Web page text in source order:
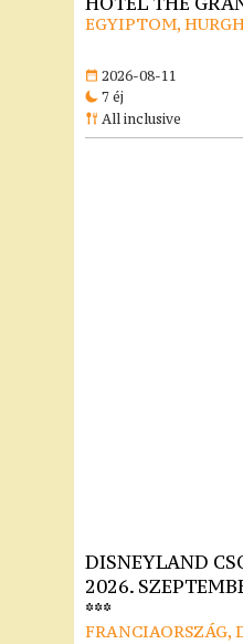
EGYIPTOM,
2026-08-11
7 éj
All inclusive
DISNEYLAND
2026.
***
FRANCIAORSZÁG,